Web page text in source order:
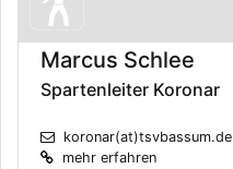
Marcus Schlee
Spartenleiter Koronar
koronar(at)tsvbassum.de
mehr erfahren